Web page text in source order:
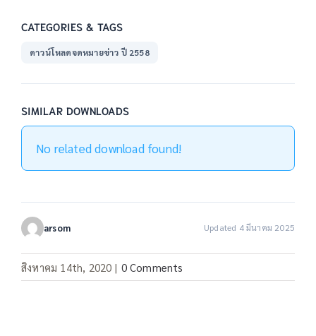
CATEGORIES & TAGS
ดาวน์โหลดจดหมายข่าว ปี 2558
SIMILAR DOWNLOADS
No related download found!
arsom Updated 4 มีนาคม 2025
สิงหาคม 14th, 2020 | 0 Comments